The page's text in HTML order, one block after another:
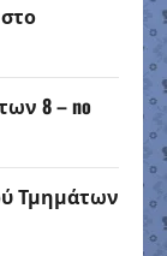
8 – no
Τμημάτων